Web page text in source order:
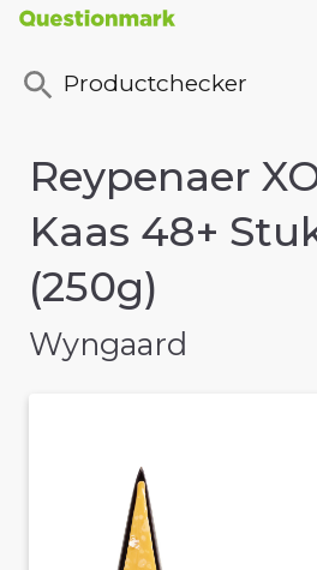
Productchecker
Reypenaer
Kaas 48+
(250g)
Wyngaard